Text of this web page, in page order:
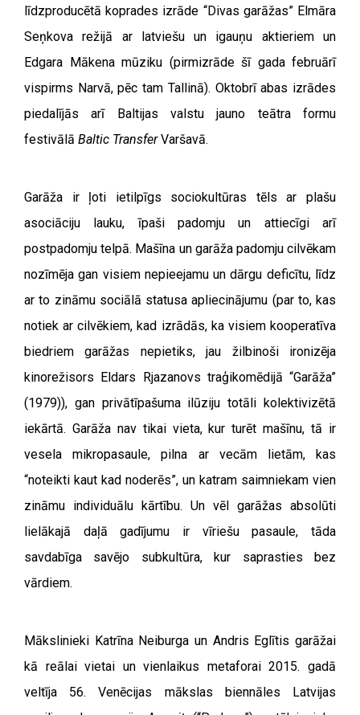
līdzproducētā koprades izrāde “Divas garāžas” Elmāra
Seņkova režijā ar latviešu un igauņu aktieriem un
Edgara Mākena mūziku (pirmizrāde šī gada februārī
vispirms Narvā, pēc tam Tallinā). Oktobrī abas izrādes
piedalījās arī Baltijas valstu jauno teātra formu
festivālā Baltic TransferVaršavā.
Garāža ir ļoti ietilpīgs sociokultūras tēls ar plašu
asociāciju lauku, īpaši padomju un attiecīgi arī
postpadomju telpā. Mašīna un garāža padomju cilvēkam
nozīmēja gan visiem nepieejamu un dārgu deficītu, līdz
ar to zināmu sociālā statusa apliecinājumu (par to, kas
notiek ar cilvēkiem, kad izrādās, ka visiem kooperatīva
biedriem garāžas nepietiks, jau žilbinoši ironizēja
kinorežisors Eldars Rjazanovs traģikomēdijā “Garāža”
(1979)), gan privātīpašuma ilūziju totāli kolektivizētā
iekārtā. Garāža nav tikai vieta, kur turēt mašīnu, tā ir
vesela mikropasaule, pilna ar vecām lietām, kas
“noteikti kaut kad noderēs”, un katram saimniekam vien
zināmu individuālu kārtību. Un vēl garāžas absolūti
lielākajā daļā gadījumu ir vīriešu pasaule, tāda
savdabīga savējo subkultūra, kur saprasties bez
vārdiem.
Mākslinieki Katrīna Neiburga un Andris Eglītis garāžai
kā reālai vietai un vienlaikus metaforai 2015. gadā
veltīja 56. Venēcijas mākslas biennāles Latvijas